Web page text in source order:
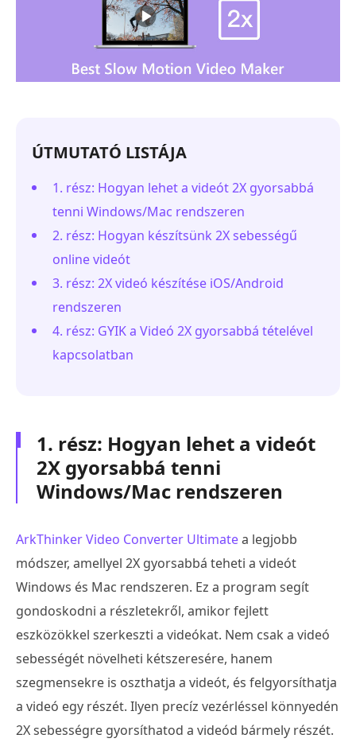
ÚTMUTATÓ LISTÁJA
1. rész: Hogyan lehet a videót 2X gyorsabbá
tenni Windows/Mac rendszeren
2. rész: Hogyan készítsünk 2X sebességű
online videót
3. rész: 2X videó készítése iOS/Android
rendszeren
4. rész: GYIK a Videó 2X gyorsabbá tételével
kapcsolatban
1. rész: Hogyan lehet a videót
2X gyorsabbá tenni
Windows/Mac rendszeren
ArkThinker Video Converter Ultimatea legjobb
módszer, amellyel 2X gyorsabbá teheti a videót
Windows és Mac rendszeren. Ez a program segít
gondoskodni a részletekről, amikor fejlett
eszközökkel szerkeszti a videókat. Nem csak a videó
sebességét növelheti kétszeresére, hanem
szegmensekre is oszthatja a videót, és felgyorsíthatja
a videó egy részét. Ilyen precíz vezérléssel könnyedén
2X sebességre gyorsíthatod a videód bármely részét.